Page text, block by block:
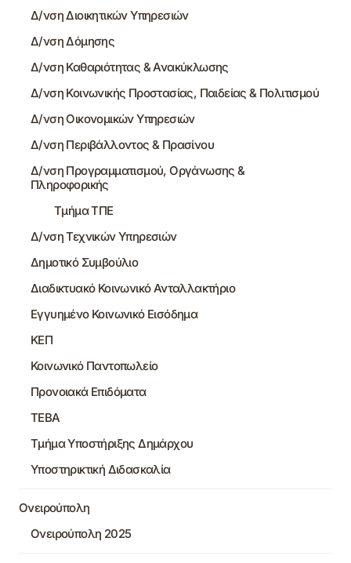
Δ/νση Διοικητικών Υπηρεσιών
Δ/νση Δόμησης
Δ/νση Καθαριότητας & Ανακύκλωσης
Δ/νση Κοινωνικής Προστασίας, Παιδείας & Πολιτισμού
Δ/νση Οικονομικών Υπηρεσιών
Δ/νση Περιβάλλοντος & Πρασίνου
Δ/νση Προγραμματισμού, Οργάνωσης &
Πληροφορικής
Τμήμα ΤΠΕ
Δ/νση Τεχνικών Υπηρεσιών
Δημοτικό Συμβούλιο
Διαδικτυακό Κοινωνικό Ανταλλακτήριο
Εγγυημένο Κοινωνικό Εισόδημα
ΚΕΠ
Κοινωνικό Παντοπωλείο
Προνοιακά Επιδόματα
ΤΕΒΑ
Τμήμα Υποστήριξης Δημάρχου
Υποστηρικτική Διδασκαλία
Ονειρούπολη
Ονειρούπολη 2025